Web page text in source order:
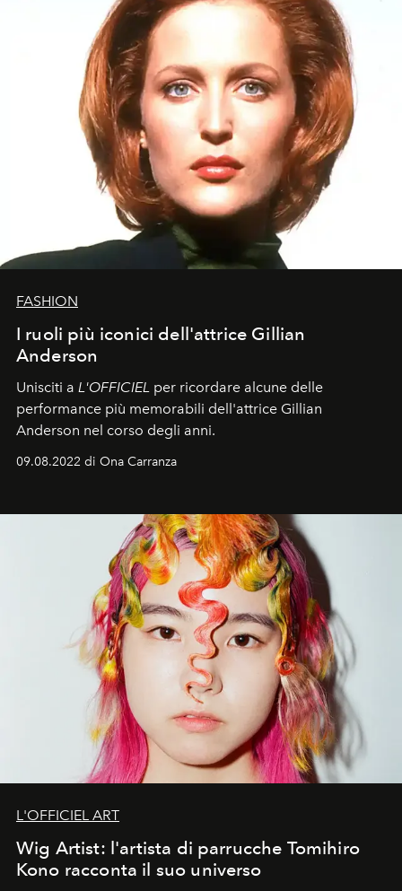
FASHION
I ruoli più iconici dell'attrice Gillian
Anderson
Unisciti a L'OFFICIEL per ricordare alcune delle
performance più memorabili dell'attrice Gillian
Anderson nel corso degli anni.
09.08.2022 di Ona Carranza
L'OFFICIEL ART
Wig Artist: l'artista di parrucche Tomihiro
Kono racconta il suo universo